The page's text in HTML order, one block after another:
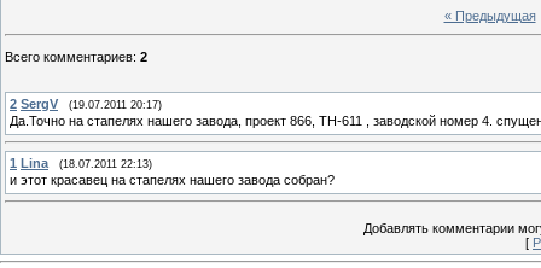
« Предыдущая
Всего комментариев: 2
2 SergV (19.07.2011 20:17)
Да.Точно на стапелях нашего завода, проект 866, ТН-611 , заводской номер 4.
1 Lina (18.07.2011 22:13)
и этот красавец на стапелях нашего завода собран?
Добавлять комментарии
[